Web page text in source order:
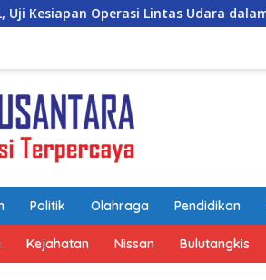
Udara dalam Latihan Terintegrasi TNI
Politik Olahraga Pendidikan
Kejahatan Nissan Bulutangkis